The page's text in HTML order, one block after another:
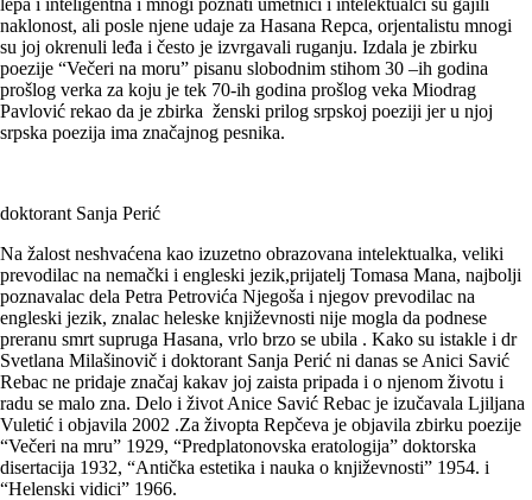
naklonost, ali posle njene udaje za Hasana Repca, orjentalistu mnogi
su joj okrenuli leđa i često je izvrgavali ruganju. Izdala je zbirku
poezije “Večeri na moru” pisanu slobodnim stihom 30 –ih godina
prošlog verka za koju je tek 70-ih godina prošlog veka Miodrag
Pavlović rekao da je zbirka ženski prilog srpskoj poeziji jer u njoj
srpska poezija ima značajnog pesnika.
doktorant Sanja Perić
Na žalost neshvaćena kao izuzetno obrazovana intelektualka, veliki
prevodilac na nemački i engleski jezik,prijatelj Tomasa Mana, najbolji
poznavalac dela Petra Petrovića Njegoša i njegov prevodilac na
engleski jezik, znalac heleske književnosti nije mogla da podnese
preranu smrt supruga Hasana, vrlo brzo se ubila . Kako su istakle i dr
Svetlana Milašinovič i doktorant Sanja Perić ni danas se Anici Savić
Rebac ne pridaje značaj kakav joj zaista pripada i o njenom životu i
radu se malo zna. Delo i život Anice Savić Rebac je izučavala Ljiljana
Vuletić i objavila 2002 .Za živopta Repčeva je objavila zbirku poezije
“Večeri na mru” 1929, “Predplatonovska eratologija” doktorska
disertacija 1932, “Antička estetika i nauka o književnosti” 1954. i
“Helenski vidici” 1966.